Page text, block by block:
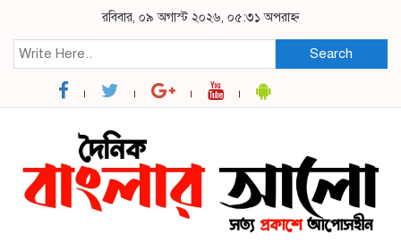
রবিবার, ০৯ অগাস্ট ২০২৬, ০৫:৩১ অপরাহ্ন
Search